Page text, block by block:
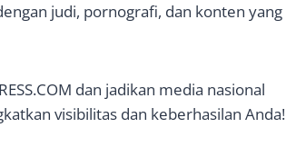
judi, pornografi, dan konten yang
dan jadikan media nasional
visibilitas dan keberhasilan Anda!